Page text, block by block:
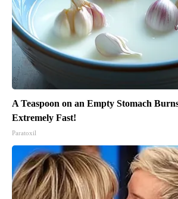
A Teaspoon on an Empty Stomach
Extremely Fast!
Paratoxil